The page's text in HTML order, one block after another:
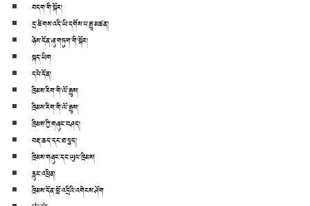
བདག་གི་སྐོར།
དྲ་ཚིགས་འདི་ཡི་དགོས་པ་རྒྱུ་མཚན།
ཉེས་དོན་ཞུ་གཏུག་གི་སྐོར།
སྐད་ཡིག
དཔེ་དོན།
ཁྲིམས་རིག་གི་ལོ་རྒྱུས།
ཁྲིམས་རིག་གི་ལོ་རྒྱུས།
ཁྲིམས་ཀྱི་གཞུང་བཤད།
བརྡ་ཆད་དང་ཐ་སྙད།
ཁྲིམས་གཞུང་དང་ཡུལ་ཁྲིམས།
རླུང་འཕྲིན།
ཁྲིམས་དོན་བློ་འདྲིའི་འགེངས་ཤོག